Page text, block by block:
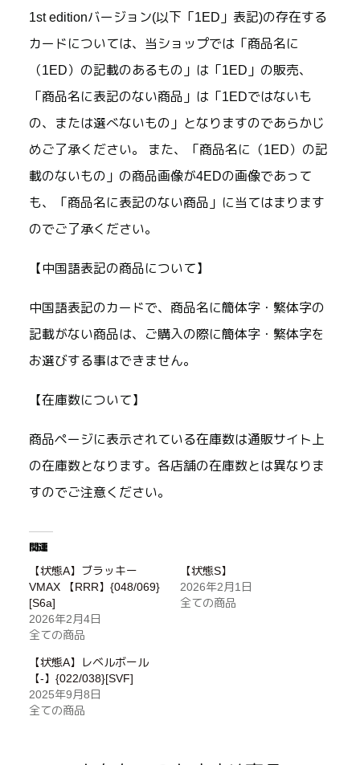
1st editionバージョン(以下「1ED」表記)の存在する
カードについては、当ショップでは「商品名に
（1ED）の記載のあるもの」は「1ED」の販売、
「商品名に表記のない商品」は「1EDではないも
の、または選べないもの」となりますのであらかじ
めご了承ください。 また、「商品名に（1ED）の記
載のないもの」の商品画像が4EDの画像であって
も、「商品名に表記のない商品」に当てはまります
のでご了承ください。
【中国語表記の商品について】
中国語表記のカードで、商品名に簡体字・繁体字の
記載がない商品は、ご購入の際に簡体字・繁体字を
お選びする事はできません。
【在庫数について】
商品ページに表示されている在庫数は通販サイト上
の在庫数となります。各店舗の在庫数とは異なりま
すのでご注意ください。
関連
【状態A】ブラッキー
VMAX 【RRR】{048/069}
[S6a]
2026年2月4日
全ての商品
【状態S】
2026年2月1日
全ての商品
【状態A】レベルボール
【-】{022/038}[SVF]
2025年9月8日
全ての商品